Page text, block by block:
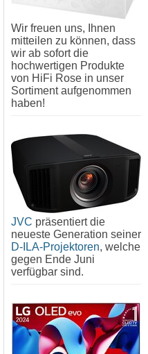
07340034719749
Wir freuen uns, Ihnen
mitteilen zu können, dass
wir ab sofort die
hochwertigen Produkte
von HiFi Rose in unser
Sortiment aufgenommen
haben!
JVC präsentiert die
neueste Generation seiner
D-ILA-Projektoren, welche
gegen Ende Juni
verfügbar sind.